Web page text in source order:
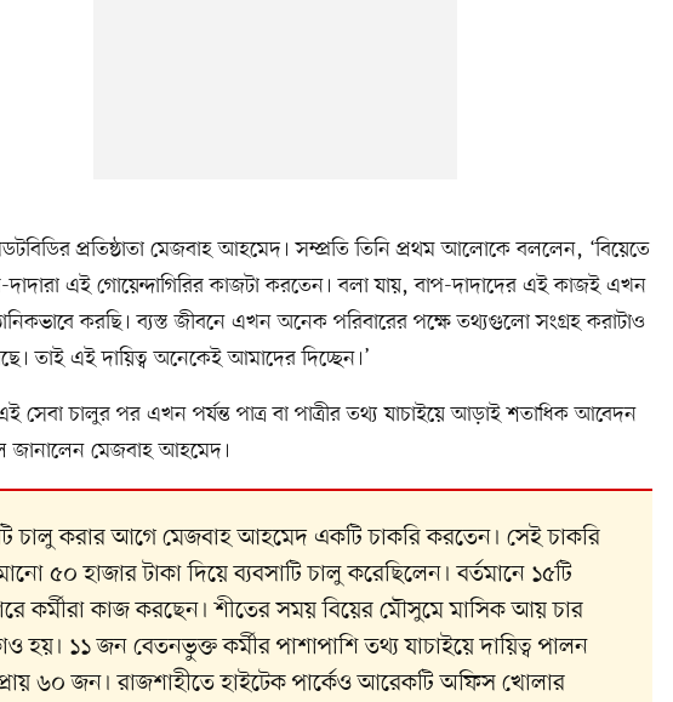
প্রতিষ্ঠাতা মেজবাহ আহমেদ। সম্প্রতি তিনি প্রথম আলোকে বললেন, ‘বিয়েতে
এই গোয়েন্দাগিরির কাজটা করতেন। বলা যায়, বাপ-দাদাদের এই কাজই এখন
করছি। ব্যস্ত জীবনে এখন অনেক পরিবারের পক্ষে তথ্যগুলো সংগ্রহ করাটাও
তাই এই দায়িত্ব অনেকেই আমাদের দিচ্ছেন।’
সেবা চালুর পর এখন পর্যন্ত পাত্র বা পাত্রীর তথ্য যাচাইয়ে আড়াই শতাধিক আবেদন
জানালেন মেজবাহ আহমেদ।
চালু করার আগে মেজবাহ আহমেদ একটি চাকরি করতেন। সেই চাকরি
৫০ হাজার টাকা দিয়ে ব্যবসাটি চালু করেছিলেন। বর্তমানে ১৫টি
কর্মীরা কাজ করছেন। শীতের সময় বিয়ের মৌসুমে মাসিক আয় চার
হয়। ১১ জন বেতনভুক্ত কর্মীর পাশাপাশি তথ্য যাচাইয়ে দায়িত্ব পালন
৬০ জন। রাজশাহীতে হাইটেক পার্কেও আরেকটি অফিস খোলার